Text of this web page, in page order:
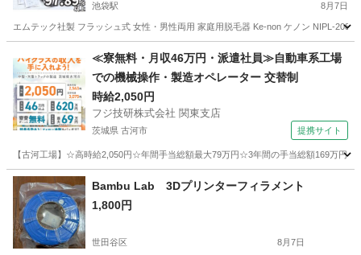
池袋駅 8月7日
エムテック社製 フラッシュ式 女性・男性両用 家庭用脱毛器 Ke-non ケノン NIPL-
池袋駅 美容家電
≪寮無料・月収46万円・派遣社員≫自動車系工場
での機械操作・製造オペレーター 交替制
時給2,050円
フジ技研株式会社 関東支店
茨城県 古河市 提携サイト
【古河工場】☆高時給2,050円☆年間手当総額最大79万円☆3年間の手当総額169万円
茨城 古河市
Bambu Lab 3Dプリンターフィラメント
1,800円
世田谷区 8月7日